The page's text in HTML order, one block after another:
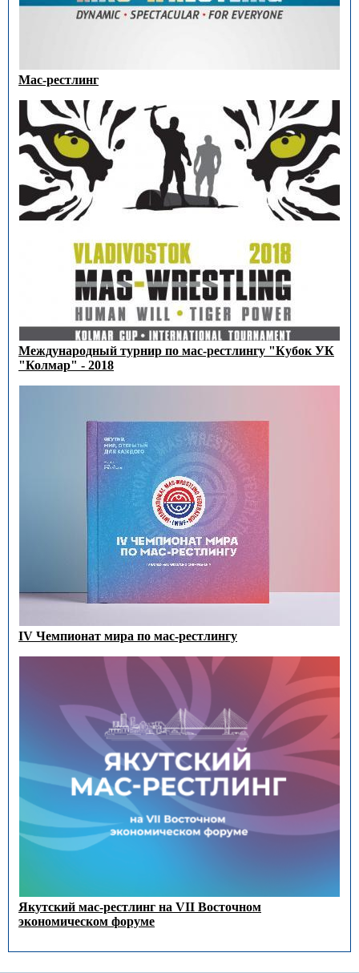
Мас-рестлинг
Международный турнир по мас-рестлингу "Кубок УК
"Колмар" - 2018
IV Чемпионат мира по мас-рестлингу
Якутский мас-рестлинг на VII Восточном
экономическом форуме